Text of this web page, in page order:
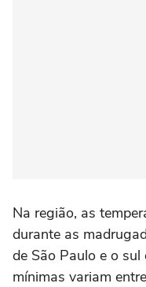
Na região, as
durante as
de São Paulo e o sul
mínimas variam